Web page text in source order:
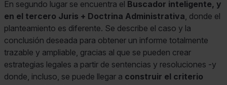
En segundo lugar se encuentra el Buscador inteligente, y
en el tercero Juris + Doctrina Administrativa , donde el
planteamiento es diferente. Se describe el caso y la
conclusión deseada para obtener un informe totalmente
trazable y ampliable, gracias al que se pueden crear
estrategias legales a partir de sentencias y resoluciones -y
donde, incluso, se puede llegar a construir el criterio